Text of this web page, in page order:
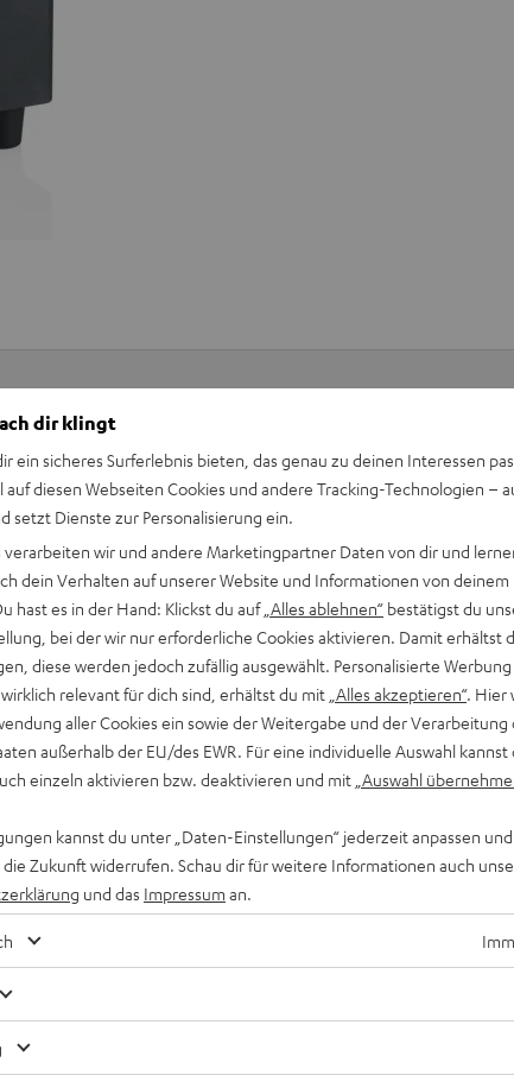
Keinen Store in der Nähe? Kein
beraten dich auch persönlich am
dir klingt
ein sicheres Surferlebnis bieten, das genau zu deinen Interessen
auf diesen Webseiten Cookies und andere Tracking-Technologien –
setzt Dienste zur Personalisierung ein.
verarbeiten wir und andere Marketingpartner Daten von dir und
dein Verhalten auf unserer Website und Informationen von deinem
hast es in der Hand: Klickst du auf „Alles ablehnen“ bestätigst du
bei der wir nur erforderliche Cookies aktivieren. Damit erhältst
diese werden jedoch zufällig ausgewählt. Personalisierte
relevant für dich sind, erhältst du mit „Alles akzeptieren“. Hier
aller Cookies ein sowie der Weitergabe und der Verarbeitung
außerhalb der EU/des EWR. Für eine individuelle Auswahl kannst
einzeln aktivieren bzw. deaktivieren und mit „Auswahl
kannst du unter „Daten-Einstellungen“ jederzeit anpassen
Zukunft widerrufen. Schau dir für weitere Informationen auch
und das Impressum an.